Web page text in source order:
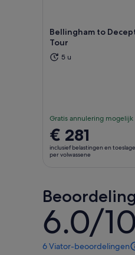
Bellingham to
Tour
5 u
Gratis annulering mogelijk
De
prijs
is
volwassene
€ 281
inclusief belastingen en
per volwassene
6.0/10
6.0
van
10
6 Viator-beoordelingen
6